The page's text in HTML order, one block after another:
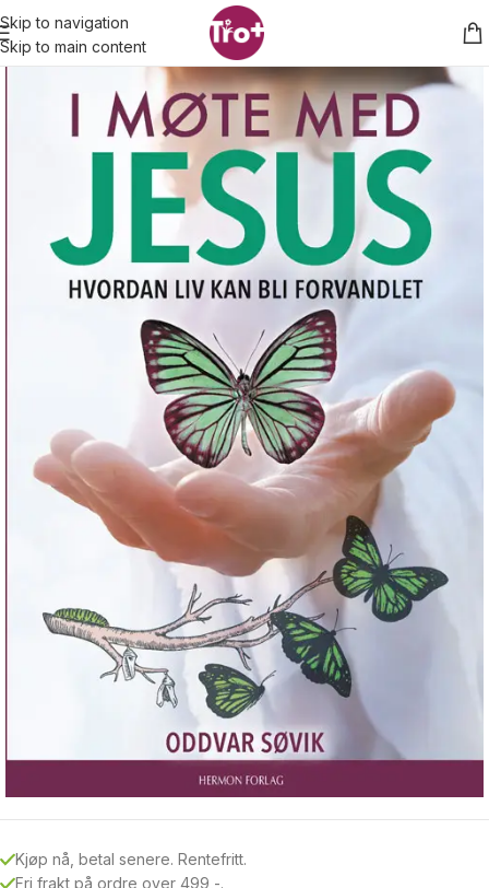
Skip to navigation
Skip to main content
Kjøp nå, betal senere. Rentefritt.
Fri frakt på ordre over 499,-.